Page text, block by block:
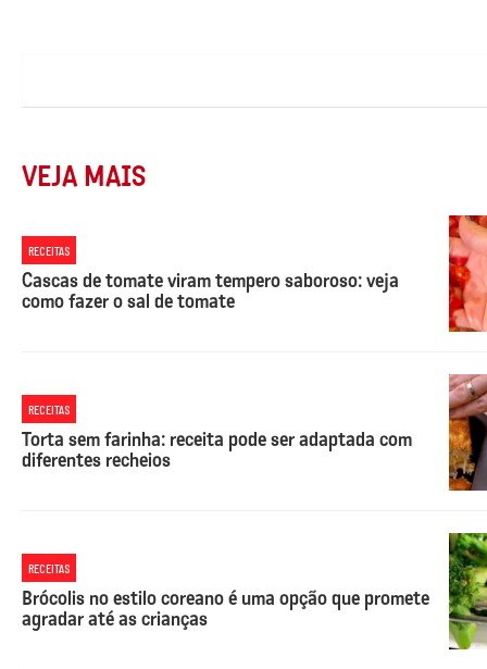
VEJA MAIS
RECEITAS
Cascas de tomate viram tempero saboroso: veja
como fazer o sal de tomate
RECEITAS
Torta sem farinha: receita pode ser adaptada com
diferentes recheios
RECEITAS
Brócolis no estilo coreano é uma opção que promete
agradar até as crianças